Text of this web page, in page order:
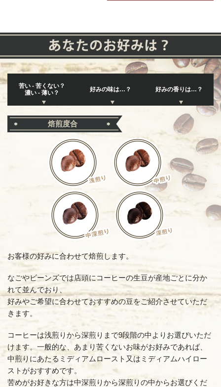
苦い - 苦くない？
濃い - 薄い？
好みの味は…？ 好みの香りは…？
焙煎度合
お客様の好みに合わせて焙煎します。
なごやビーンズでは店頭にコーヒーの生豆が産地ごとに分か
れて並んでおり、
好みやご希望に合わせておすすめの豆をご紹介させていただ
きます。
コーヒーは浅煎りから深煎りまで9段階の中よりお選びいただ
けます。一般的な、あまり苦くないお味がお好みであれば、
中煎りにあたるミディアムロースト又はミディアムハイロー
ストがおすすめです。
苦めがお好きな方は中深煎りから深煎りの中からお選びくだ